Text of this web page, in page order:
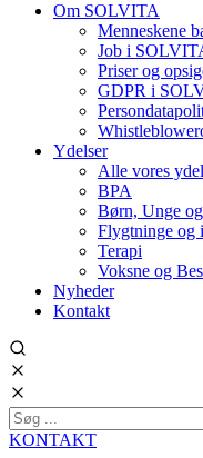
Om SOLVITA
Menneskene
Job i
Priser og
GDPR i
Ydelser
Alle vores
BPA
Børn, Unge
Flygtninge og
Terapi
Voksne og
Nyheder
Kontakt
KONTAKT